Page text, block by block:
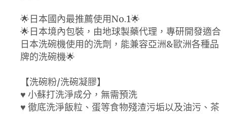
🌟日本國內最推薦使用No.1🌟
🌟日本境內包裝，由地球製藥代理，專研開發適合
日本洗碗機使用的洗劑，能兼容亞洲&歐洲各種品
牌的洗碗機🌟
【洗碗粉/洗碗凝膠】
♥ 小蘇打洗淨成分，無需預洗
♥ 徹底洗淨飯粒、蛋等食物殘渣污垢以及油污、茶